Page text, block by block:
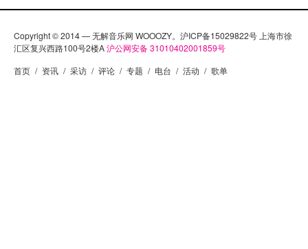
Copyright © 2014 — 无解音乐网 WOOOZY。沪ICP备15029822号 上海市徐
汇区复兴西路100号2楼A沪公网安备 31010402001859号
首页 / 资讯 / 采访 / 评论 / 专题 / 电台 / 活动 / 歌单